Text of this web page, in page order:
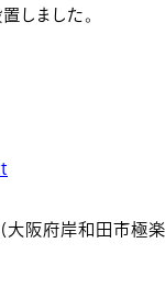
しました。
大阪府岸和田市極